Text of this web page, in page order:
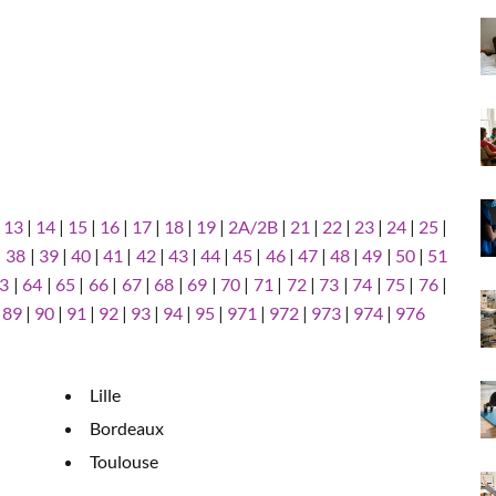
13| 14| 15| 16| 17| 18| 19| 2A/2B| 21 | 22| 23 | 24 | 25 |
38 | 39| 40|41 | 42| 43|44 |45 | 46| 47|48 |49 | 50| 51
|64 | 65| 66| 67|68 |69 |70 | 71 | 72|73 |74 |75 | 76|
89 | 90 | 91 | 92 | 93 | 94 | 95 | 971 | 972 | 973 | 974 | 976
Lille
Bordeaux
Toulouse